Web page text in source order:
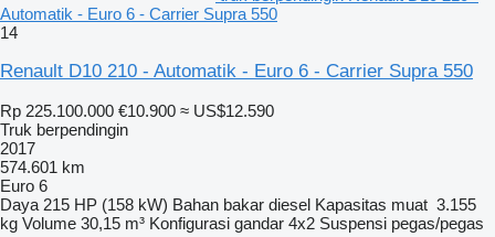
Automatik - Euro 6 - Carrier Supra 550
14
Renault D10 210 - Automatik - Euro 6 - Carrier Supra 550
Rp 225.100.000 €10.900 ≈ US$12.590
Truk berpendingin
2017
574.601 km
Euro 6
Daya 215 HP (158 kW) Bahan bakar diesel Kapasitas muat 3.155
kg Volume 30,15 m³ Konfigurasi gandar 4x2 Suspensi pegas/pegas